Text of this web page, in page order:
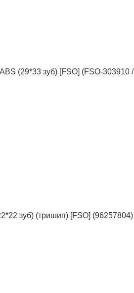
(29*33 зуб) [FSO] (FSO-303910 /
зуб) (тришип) [FSO] (96257804)